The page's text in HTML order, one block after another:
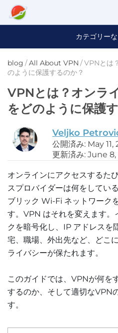
カテゴリー
blog /All About VPN /VPNとは
のように保護するのか？
VPNとは？オンラ
をどのように保護
Veljko
公開済み: May 11,
更新済み: June
オンラインにアクセスするた
スプロバイダーは何をしてい
ブリック Wi-Fi ネットワーク
す。VPN はそれを変えます。
クを暗号化し、IP アドレスを
宅、職場、外出先など、どこ
ライバシーが保たれます。
このガイドでは、VPNが何を
するのか、そして適切なVPN
す。